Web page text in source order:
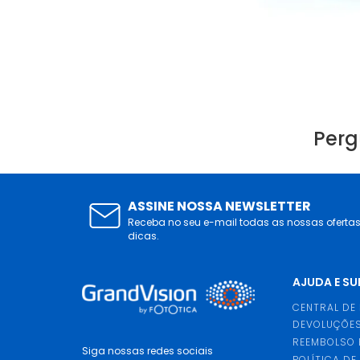
ASSINE NOSSA NEWSLETTER
Receba no seu e-mail todas as nossas
dicas.
Siga nossas redes sociais
AJUDA E
CENTRAL DE
REEMBOLSO